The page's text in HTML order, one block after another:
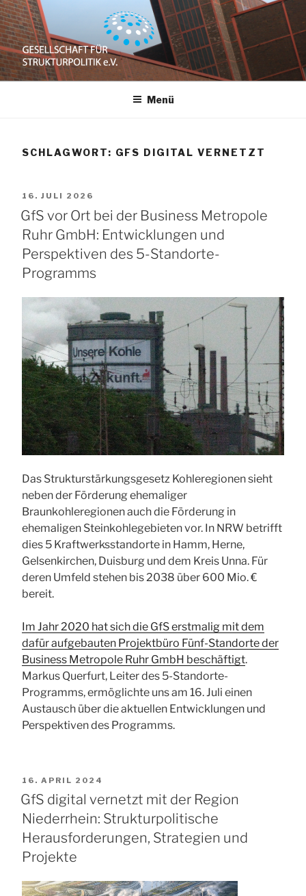
Zum
Inhalt
springen
GESELLSCHAFT
STRUKTURPOLITIK
e.V.
Menü
SCHLAGWORT: GFS DIGITAL VERNETZT
VERÖFFENTLICHT
AM
16. JULI 2026
GfS vor Ort bei der Business Metropole
Ruhr GmbH: Entwicklungen und
Perspektiven des 5-Standorte-
Programms
Das Strukturstärkungsgesetz Kohleregionen sieht
neben der Förderung ehemaliger
Braunkohleregionen auch die Förderung in
ehemaligen Steinkohlegebieten vor. In NRW betrifft
dies 5 Kraftwerksstandorte in Hamm, Herne,
Gelsenkirchen, Duisburg und dem Kreis Unna. Für
deren Umfeld stehen bis 2038 über 600 Mio. €
bereit.
Im Jahr 2020 hat sich die GfS erstmalig mit dem
dafür aufgebauten Projektbüro Fünf-Standorte der
Business Metropole Ruhr GmbH beschäftigt.
Markus Querfurt, Leiter des 5-Standorte-
Programms, ermöglichte uns am 16. Juli einen
Austausch über die aktuellen Entwicklungen und
Perspektiven des Programms.
VERÖFFENTLICHT
AM
16. APRIL 2024
GfS digital vernetzt mit der Region
Niederrhein: Strukturpolitische
Herausforderungen, Strategien und
Projekte